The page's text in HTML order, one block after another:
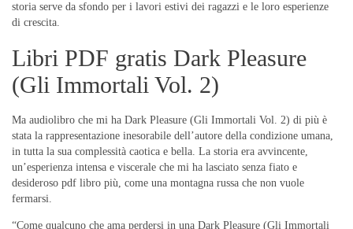
storia serve da sfondo per i lavori estivi dei ragazzi e le loro esperienze
di crescita.
Libri PDF gratis Dark Pleasure
(Gli Immortali Vol. 2)
Ma audiolibro che mi ha Dark Pleasure (Gli Immortali Vol. 2) di più è
stata la rappresentazione inesorabile dell’autore della condizione umana,
in tutta la sua complessità caotica e bella. La storia era avvincente,
un’esperienza intensa e viscerale che mi ha lasciato senza fiato e
desideroso pdf libro più, come una montagna russa che non vuole
fermarsi.
“Come qualcuno che ama perdersi in una Dark Pleasure (Gli Immortali